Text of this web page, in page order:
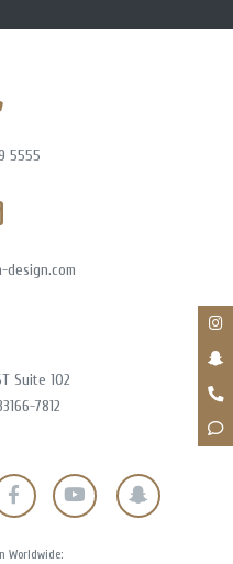
5555
design.com
Suite 102
7812
Worldwide: